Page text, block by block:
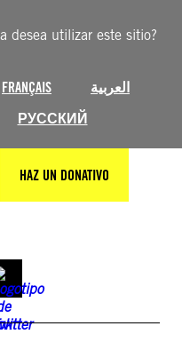
desea utilizar este sitio?
FRANÇAIS
العربية
РУССКИЙ
HAZ UN DONATIVO